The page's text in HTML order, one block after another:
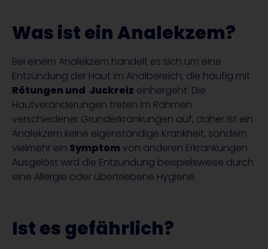
Was ist ein Analekzem?
Bei einem Analekzem handelt es sich um eine
Entzündung der Haut im Analbereich, die häufig mit
Rötungen und Juckreiz einhergeht. Die
Hautveränderungen treten im Rahmen
verschiedener Grunderkrankungen auf, daher ist ein
Analekzem keine eigenständige Krankheit, sondern
vielmehr ein Symptom von anderen Erkrankungen.
Ausgelöst wird die Entzündung beispielsweise durch
eine Allergie oder übertriebene Hygiene.
Ist es gefährlich?